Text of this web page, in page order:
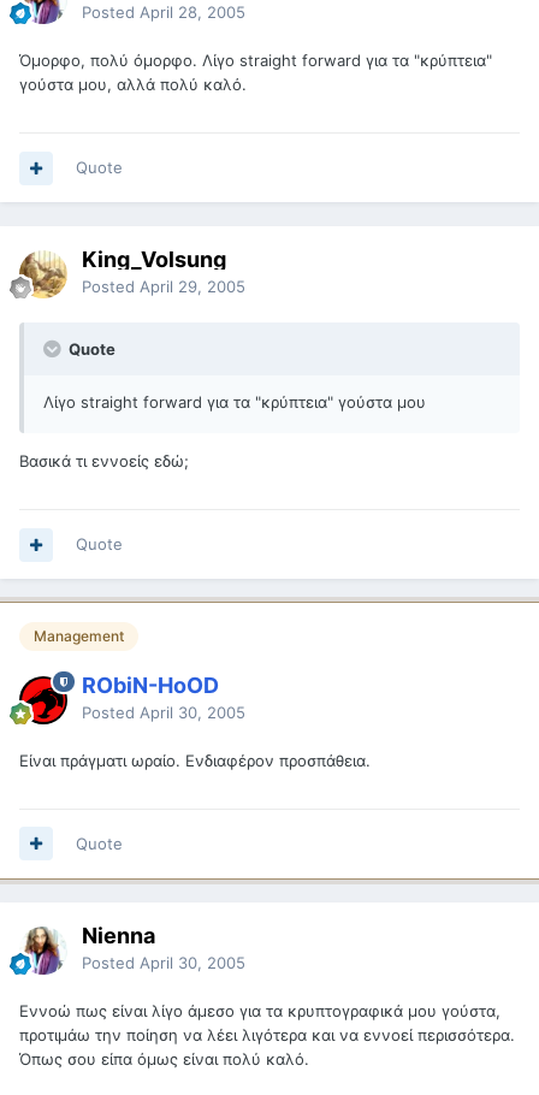
Posted April 28, 2005
Όμορφο, πολύ όμορφο. Λίγο straight forward για τα "κρύπτεια"
γούστα μου, αλλά πολύ καλό.
Quote
King_Volsung
Posted April 29, 2005
Quote
Λίγο straight forward για τα "κρύπτεια" γούστα μου
Βασικά τι εννοείς εδώ;
Quote
Management
RObiN-HoOD
Posted April 30, 2005
Είναι πράγματι ωραίο. Ενδιαφέρον προσπάθεια.
Quote
Nienna
Posted April 30, 2005
Εννοώ πως είναι λίγο άμεσο για τα κρυπτογραφικά μου γούστα,
προτιμάω την ποίηση να λέει λιγότερα και να εννοεί περισσότερα.
Όπως σου είπα όμως είναι πολύ καλό.